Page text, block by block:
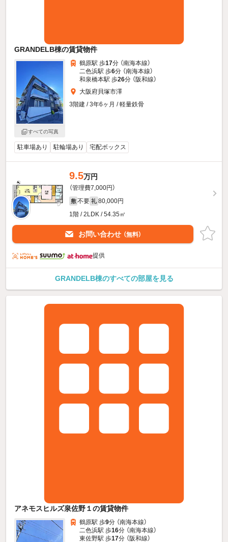
GRANDELB棟の賃貸物件
すべての写真
鶴原駅 歩17分 （南海本線）
二色浜駅 歩6分 （南海本線）
和泉橋本駅 歩26分 （阪和線）
大阪府貝塚市澤
3階建 / 3年6ヶ月 / 軽量鉄骨
駐車場あり 駐輪場あり 宅配ボックス
9.5万円
（管理費7,000円）
敷 不要 礼 80,000円
1階 / 2LDK / 54.35㎡
お問い合わせ （無料）
提供
GRANDELB棟のすべての部屋を見る
アネモスヒルズ泉佐野１の賃貸物件
鶴原駅 歩9分 （南海本線）
二色浜駅 歩16分 （南海本線）
東佐野駅 歩17分 （阪和線）